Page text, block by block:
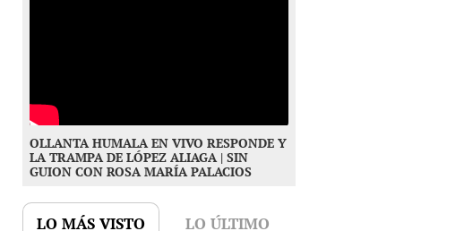
OLLANTA HUMALA EN VIVO RESPONDE Y
LA TRAMPA DE LÓPEZ ALIAGA | SIN
GUION CON ROSA MARÍA PALACIOS
LO MÁS VISTO LO ÚLTIMO